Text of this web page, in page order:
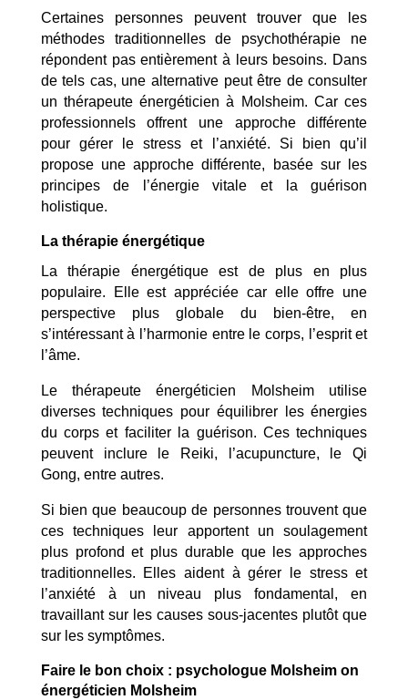
Certaines personnes peuvent trouver que les
méthodes traditionnelles de psychothérapie ne
répondent pas entièrement à leurs besoins. Dans
de tels cas, une alternative peut être de consulter
un thérapeute énergéticien à Molsheim. Car ces
professionnels offrent une approche différente
pour gérer le stress et l’anxiété. Si bien qu’il
propose une approche différente, basée sur les
principes de l’énergie vitale et la guérison
holistique.
La thérapie énergétique
La thérapie énergétique est de plus en plus
populaire. Elle est appréciée car elle offre une
perspective plus globale du bien-être, en
s’intéressant à l’harmonie entre le corps, l’esprit et
l’âme.
Le thérapeute énergéticien Molsheim utilise
diverses techniques pour équilibrer les énergies
du corps et faciliter la guérison. Ces techniques
peuvent inclure le Reiki, l’acupuncture, le Qi
Gong, entre autres.
Si bien que beaucoup de personnes trouvent que
ces techniques leur apportent un soulagement
plus profond et plus durable que les approches
traditionnelles. Elles aident à gérer le stress et
l’anxiété à un niveau plus fondamental, en
travaillant sur les causes sous-jacentes plutôt que
sur les symptômes.
Faire le bon choix : psychologue Molsheim on
énergéticien Molsheim